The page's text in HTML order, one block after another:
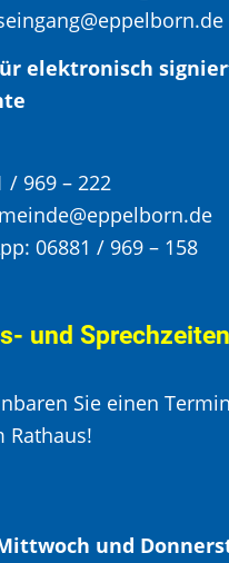
elektronisch
/ 969 – 222
06881 / 969 – 158
und
Sie einen
Rathaus!
und